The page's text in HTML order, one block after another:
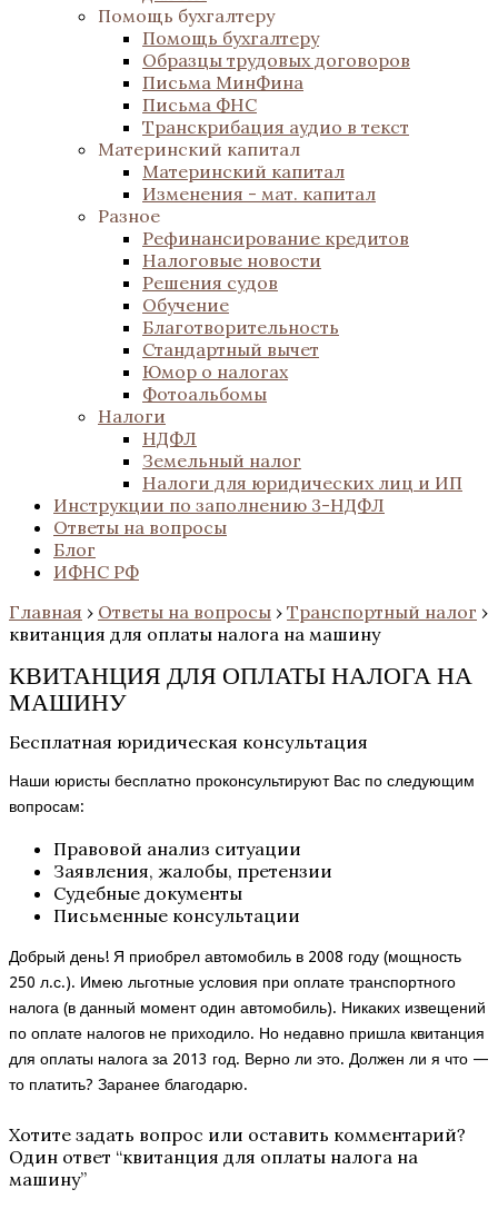
Помощь бухгалтеру
Помощь бухгалтеру
Образцы трудовых договоров
Письма МинФина
Письма ФНС
Транскрибация аудио в текст
Материнский капитал
Материнский капитал
Изменения - мат. капитал
Разное
Рефинансирование кредитов
Налоговые новости
Решения судов
Обучение
Благотворительность
Стандартный вычет
Юмор о налогах
Фотоальбомы
Налоги
НДФЛ
Земельный налог
Налоги для юридических лиц и ИП
Инструкции по заполнению 3-НДФЛ
Ответы на вопросы
Блог
ИФНС РФ
Главная › Ответы на вопросы › Транспортный налог ›
квитанция для оплаты налога на машину
КВИТАНЦИЯ ДЛЯ ОПЛАТЫ НАЛОГА НА
МАШИНУ
Бесплатная юридическая консультация
Наши юристы бесплатно проконсультируют Вас по следующим
вопросам:
Правовой анализ ситуации
Заявления, жалобы, претензии
Судебные документы
Письменные консультации
Добрый день! Я приобрел автомобиль в 2008 году (мощность
250 л.с.). Имею льготные условия при оплате транспортного
налога (в данный момент один автомобиль). Никаких извещений
по оплате налогов не приходило. Но недавно пришла квитанция
для оплаты налога за 2013 год. Верно ли это. Должен ли я что —
то платить? Заранее благодарю.
Хотите задать вопрос или оставить комментарий?
Один ответ “квитанция для оплаты налога на
машину”